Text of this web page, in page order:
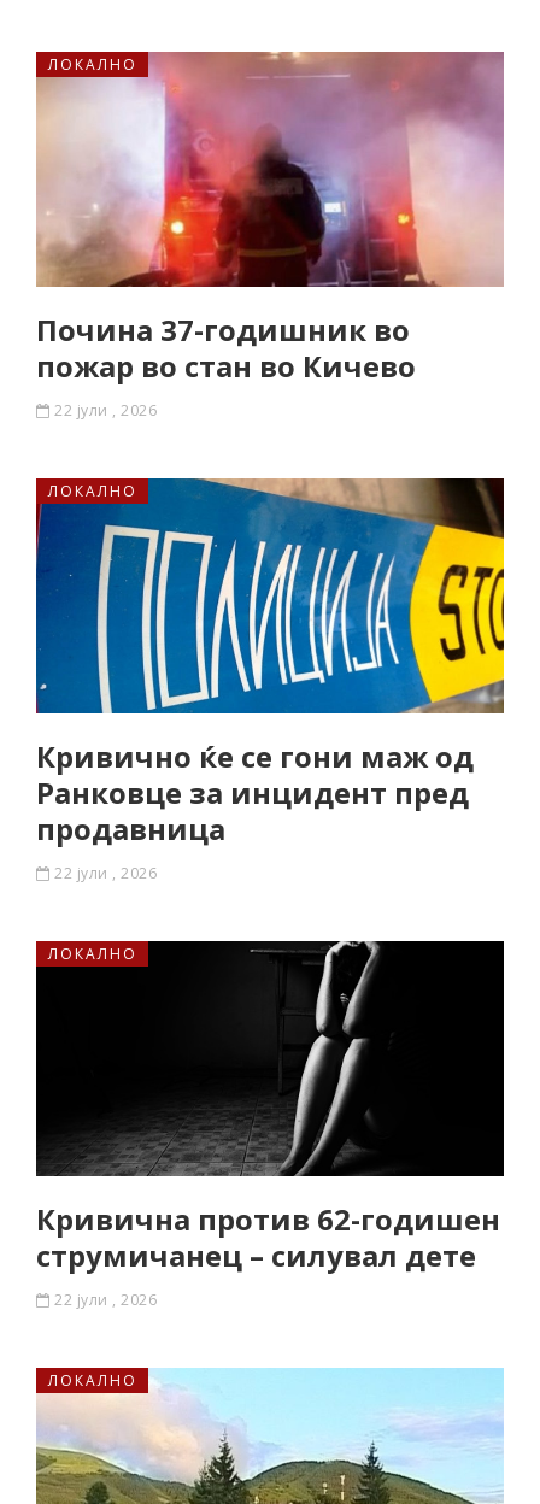
ЛОКАЛНО
Почина 37-годишник во
пожар во стан во Кичево
22 јули , 2026
ЛОКАЛНО
Кривично ќе се гони маж од
Ранковце за инцидент пред
продавница
22 јули , 2026
ЛОКАЛНО
Кривична против 62-годишен
струмичанец – силувал дете
22 јули , 2026
ЛОКАЛНО